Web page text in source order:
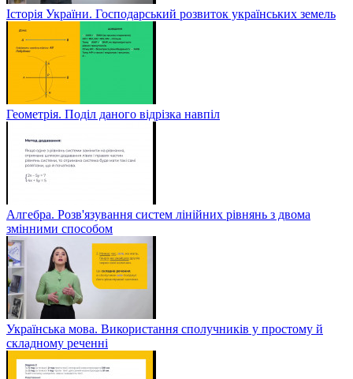
Історія України. Господарський розвиток українських земель
Геометрія. Поділ даного відрізка навпіл
Алгебра. Розв'язування систем лінійних рівнянь з двома
змінними способом
Українська мова. Використання сполучників у простому й
складному реченні